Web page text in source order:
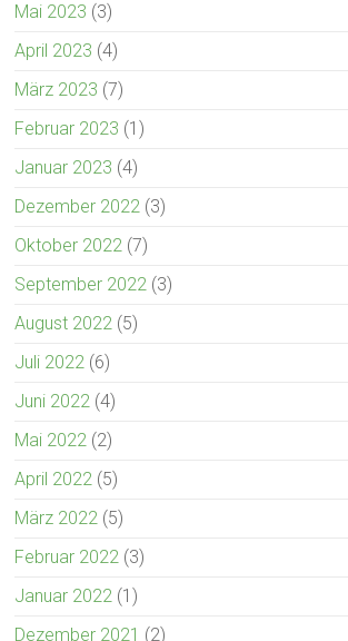
Mai 2023 (3)
April 2023 (4)
März 2023 (7)
Februar 2023 (1)
Januar 2023 (4)
Dezember 2022 (3)
Oktober 2022 (7)
September 2022 (3)
August 2022 (5)
Juli 2022 (6)
Juni 2022 (4)
Mai 2022 (2)
April 2022 (5)
März 2022 (5)
Februar 2022 (3)
Januar 2022 (1)
Dezember 2021 (2)